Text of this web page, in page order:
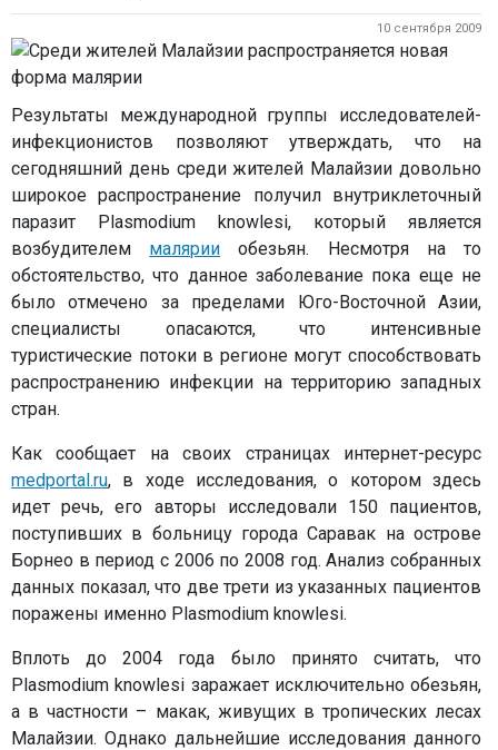
10 сентября 2009
Результаты международной группы исследователей-
инфекционистов позволяют утверждать, что на
сегодняшний день среди жителей Малайзии довольно
широкое распространение получил внутриклеточный
паразит Plasmodium knowlesi, который является
возбудителем малярии обезьян. Несмотря на то
обстоятельство, что данное заболевание пока еще не
было отмечено за пределами Юго-Восточной Азии,
специалисты опасаются, что интенсивные
туристические потоки в регионе могут способствовать
распространению инфекции на территорию западных
стран.
Как сообщает на своих страницах интернет-ресурс
medportal.ru, в ходе исследования, о котором здесь
идет речь, его авторы исследовали 150 пациентов,
поступивших в больницу города Саравак на острове
Борнео в период с 2006 по 2008 год. Анализ собранных
данных показал, что две трети из указанных пациентов
поражены именно Plasmodium knowlesi.
Вплоть до 2004 года было принято считать, что
Plasmodium knowlesi заражает исключительно обезьян,
а в частности – макак, живущих в тропических лесах
Малайзии. Однако дальнейшие исследования данного